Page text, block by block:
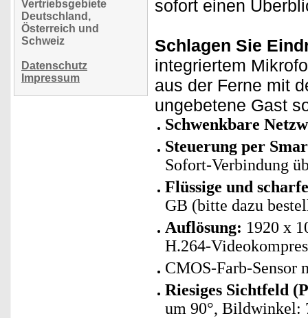
Vertriebsgebiete
Deutschland,
Österreich und
Schweiz
Datenschutz
Impressum
sofort einen
Schlagen Sie
integriertem
aus der Ferne mit
ungebetene Gast
Schwenkbare
Steuerung per
Sofort-Verbindung
Flüssige und
GB (bitte dazu
Auflösung: 1920 x
H.264-
CMOS-Farb-Sensor
Riesiges Sichtfeld
um 90°, Bildwinkel: